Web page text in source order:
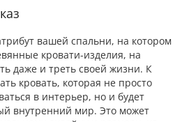
вашей спальни, на котором
кровати-изделия, на
даже и треть своей жизни. К
кровать, которая не просто
в интерьер, но и будет
внутренний мир. Это может